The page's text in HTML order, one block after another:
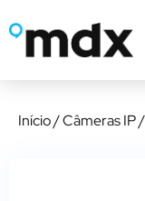
Início/Câmeras IP